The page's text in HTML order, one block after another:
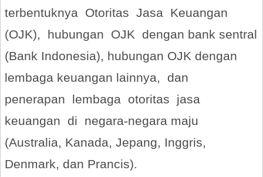
terbentuknya Otoritas Jasa Keuangan
(OJK), hubungan OJK dengan bank sentral
(Bank Indonesia), hubungan OJK dengan
lembaga keuangan lainnya, dan
penerapan lembaga otoritas jasa
keuangan di negara-negara maju
(Australia, Kanada, Jepang, Inggris,
Denmark, dan Prancis).